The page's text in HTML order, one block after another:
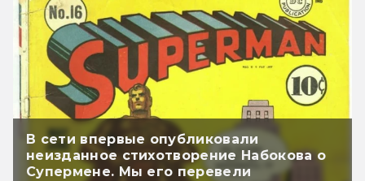
В сети впервые опубликовали
неизданное стихотворение Набокова о
Супермене. Мы его перевели